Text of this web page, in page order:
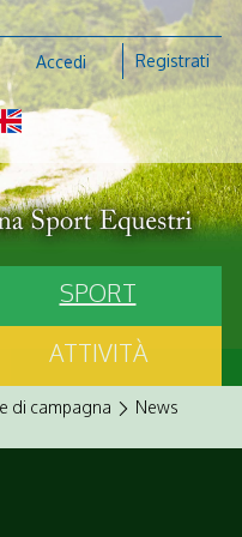
Accedi Registrati
SPORT
ATTIVITÀ
di campagna
News